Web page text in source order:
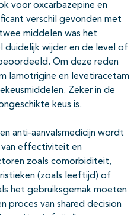
voor oxcarbazepine en
verschil gevonden met
middelen was het
duidelijk wijder en de level of
Om deze reden
lamotrigine en levetiracetam
Zeker in de
keus is.
anti-aanvalsmedicijn wordt
van effectiviteit en
zoals comorbiditeit,
(zoals leeftijd) of
het gebruiksgemak moeten
proces van shared decision